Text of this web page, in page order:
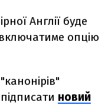
Англії буде
опцію
новий